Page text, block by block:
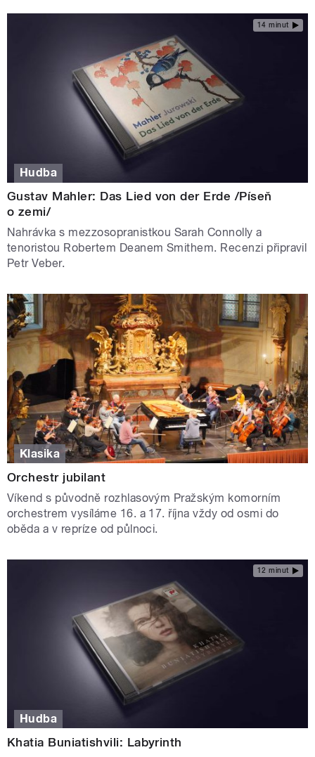
14 minut
Hudba
Gustav Mahler: Das Lied von der Erde /Píseň
o zemi/
Nahrávka s mezzosopranistkou Sarah Connolly a
tenoristou Robertem Deanem Smithem. Recenzi připravil
Petr Veber.
Klasika
Orchestr jubilant
Víkend s původně rozhlasovým Pražským komorním
orchestrem vysíláme 16. a 17. října vždy od osmi do
oběda a v repríze od půlnoci.
12 minut
Hudba
Khatia Buniatishvili: Labyrinth